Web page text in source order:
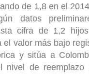
de 1,8 en el
datos
cifra de 1,2
el valor más bajo
y sitúa a
nivel de reemplazo